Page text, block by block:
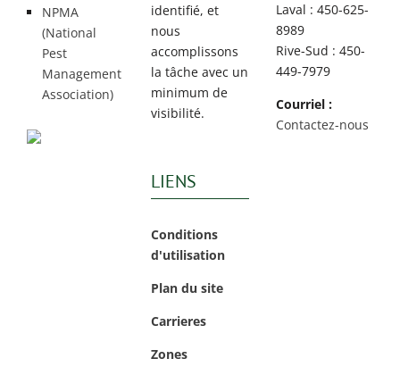
NPMA
(National
Pest
Management
Association)
identifié, et
nous
accomplissons
la tâche avec un
minimum de
visibilité.
LIENS
Conditions
d'utilisation
Plan du site
Carrieres
Zones
Laval : 450-625-
8989
Rive-Sud : 450-
449-7979
Courriel :
Contactez-nous